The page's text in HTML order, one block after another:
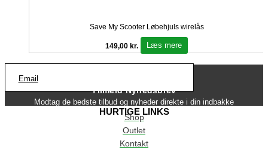
Save My Scooter Løbehjuls wirelås
149,00kr. Læs mere
Email
Tilmeld Nyhedsbrev
Modtag de bedste tilbud og nyheder direkte i din indbakke
HURTIGE LINKS
Shop
Outlet
Kontakt